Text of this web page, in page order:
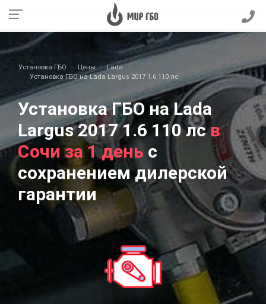
Установка ГБО Цены
Lada
Установка ГБО на Lada Largus 2017 1.6 110 лс
Установка ГБО на Lada
Largus 2017 1.6 110 лсв
Сочи за 1 день с
сохранением дилерской
гарантии